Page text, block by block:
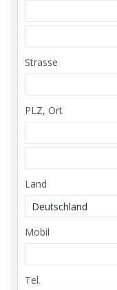
Strasse
PLZ, Ort
Land
Mobil
Tel.